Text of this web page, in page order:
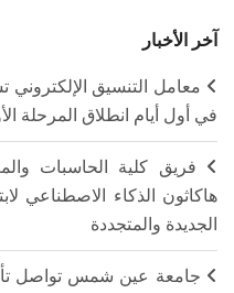
آخر الأخبار
في أول أيام انطلاق المرحلة
فريق كلية الحاسبات
هاكاثون الذكاء الاصطناعي
الجديدة والمتجددة
جامعة عين شمس تواصل